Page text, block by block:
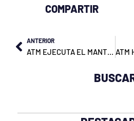
COMPARTIR
Prev
ANTERIOR
ATM EJECUTA EL MANTENIMIENTO DE LA SEÑALIZACIÓN DE CALLES Y AVENIDAS